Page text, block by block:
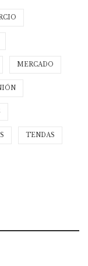
MERCADO
TENDAS